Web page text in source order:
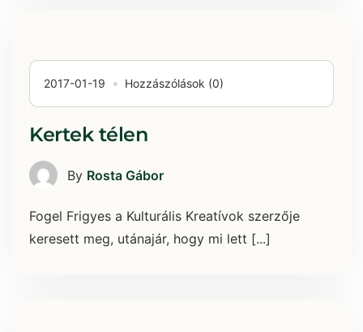
2017-01-19 Hozzászólások (0)
Kertek télen
By Rosta Gábor
Fogel Frigyes a Kulturális Kreatívok szerzője
keresett meg, utánajár, hogy mi lett [...]